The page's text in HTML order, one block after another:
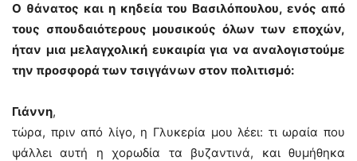
Ο θάνατος και η κηδεία του Βασιλόπουλου, ενός από
τους σπουδαιότερους μουσικούς όλων των εποχών,
ήταν μια μελαγχολική ευκαιρία για να αναλογιστούμε
την προσφορά των τσιγγάνων στον πολιτισμό:
Γιάννη,
τώρα, πριν από λίγο, η Γλυκερία μου λέει: τι ωραία που
ψάλλει αυτή η χορωδία τα βυζαντινά, και θυμήθηκα